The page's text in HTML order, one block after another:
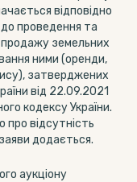
відповідно
проведення та
продажу земельних
ними (оренди,
затверджених
від 22.09.2021
кодексу України.
відсутність
додається.
аукціону